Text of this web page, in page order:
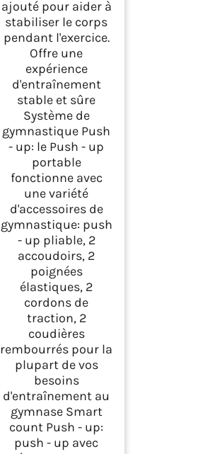
ajouté pour aider à
stabiliser le corps
pendant l'exercice.
Offre une
expérience
d'entraînement
stable et sûre
Système de
gymnastique Push
- up: le Push - up
portable
fonctionne avec
une variété
d'accessoires de
gymnastique: push
- up pliable, 2
accoudoirs, 2
poignées
élastiques, 2
cordons de
traction, 2
coudières
rembourrés pour la
plupart de vos
besoins
d'entraînement au
gymnase Smart
count Push - up:
push - up avec